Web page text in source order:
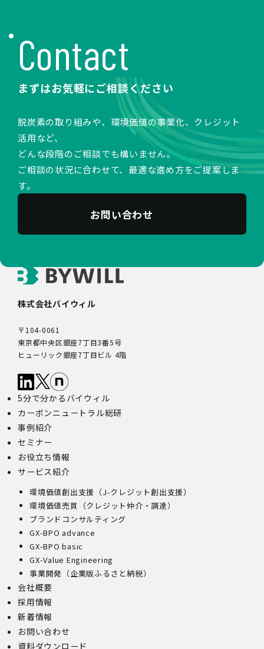
Contact
まずはお気軽にご相談ください
脱炭素の取り組みや、環境価値の事業化、クレジット
活用など、
どんな段階のご相談でも構いません。
ご相談の状況に合わせて、最適な進め方をご提案しま
す。
お問い合わせ
株式会社バイウィル
〒104-0061
東京都中央区銀座7丁目3番5号
ヒューリック銀座7丁目ビル 4階
5分で分かるバイウィル
カーボンニュートラル総研
事例紹介
セミナー
お役立ち情報
サービス紹介
環境価値創出支援（J-クレジット創出支援）
環境価値売買（クレジット仲介・調達）
ブランドコンサルティング
GX-BPO advance
GX-BPO basic
GX-Value Engineering
事業開発（企業版ふるさと納税）
会社概要
採用情報
新着情報
お問い合わせ
資料ダウンロード